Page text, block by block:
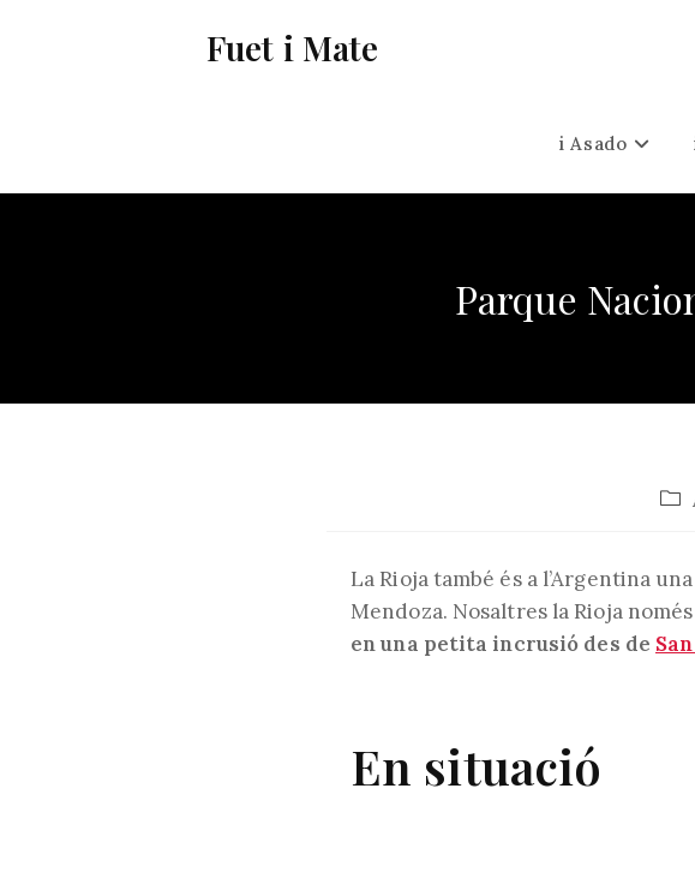
Fuet i Mate
i Asado
Parque
La Rioja també és a l’Argentina
Mendoza. Nosaltres la Rioja
en una petita incrusió des de
En situació